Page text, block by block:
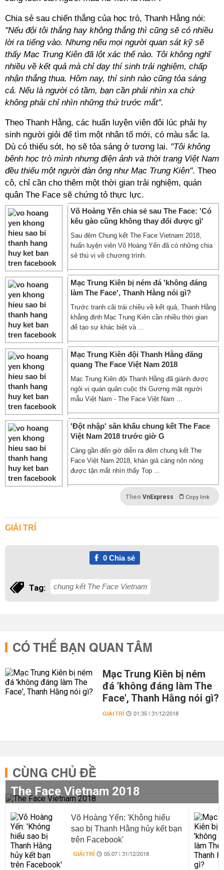
Chia sẻ sau chiến thắng của học trò, Thanh Hằng nói:
"Nếu đội tôi thắng hay không thắng thì cũng sẽ có nhiều
lời ra tiếng vào. Nhưng nếu mọi người quan sát kỹ sẽ
thấy Mạc Trung Kiên đã lột xác thế nào. Tôi không nghĩ
nhiều về kết quả mà chỉ dạy thí sinh trải nghiệm, chấp
nhận thắng thua. Hôm nay, thí sinh nào cũng tỏa sáng
cả. Nếu là người có tầm, bạn cần phải nhìn xa chứ
không phải chỉ nhìn những thứ trước mắt".
Theo Thanh Hằng, các huấn luyện viên đôi lúc phải hy
sinh người giỏi để tìm một nhân tố mới, có màu sắc lạ.
Dù có thiếu sót, họ sẽ tỏa sáng ở tương lai. "Tôi không
bênh học trò mình nhưng điện ảnh và thời trang Việt Nam
đều thiếu một người đàn ông như Mạc Trung Kiên". Theo
cô, chỉ cần cho thêm một thời gian trải nghiệm, quán
quân The Face sẽ chứng tỏ thực lực.
Võ Hoàng Yến chia sẻ sau The Face: 'Có
kêu gào cũng không thay đổi được gì'
Sau đêm Chung kết The Face Vietnam 2018,
huấn luyện viên Võ Hoàng Yến đã có những chia
sẻ thú vị về chương trình.
Mạc Trung Kiên bị ném đá 'không đáng
làm The Face', Thanh Hằng nói gì?
Trước tranh cãi trái chiều về kết quả, Thanh Hằng
khẳng định Mạc Trung Kiên cần nhiều thời gian
để tạo sự khác biệt và ...
Mạc Trung Kiên đội Thanh Hằng đăng
quang The Face Việt Nam 2018
Mạc Trung Kiên đội Thanh Hằng đã giành được
ngôi vị quán quân cuộc thi Gương mặt người
mẫu Việt Nam - The Face Việt Nam ...
'Đột nhập' sân khấu chung kết The Face
Việt Nam 2018 trước giờ G
Càng gần đến giờ diễn ra đêm chung kết The
Face Việt Nam 2018, khán giả càng nôn nóng
được tận mắt nhìn thấy Top ...
Theo VnExpress Copy link
GIẢI TRÍ
0Chia sẻ
Tag: chung kết The Face Vietnam
CÓ THỂ BẠN QUAN TÂM
Mạc Trung Kiên bị ném
đá 'không đáng làm The
Face', Thanh Hằng nói gì?
GIẢI TRÍ 01:35 | 31/12/2018
CÙNG CHỦ ĐỀ
The Face Vietnam 2018
Võ Hoàng Yến: 'Không hiểu
sao bị Thanh Hằng hủy kết bạn
trên Facebook'
GIẢI TRÍ 05:07 | 31/12/2018